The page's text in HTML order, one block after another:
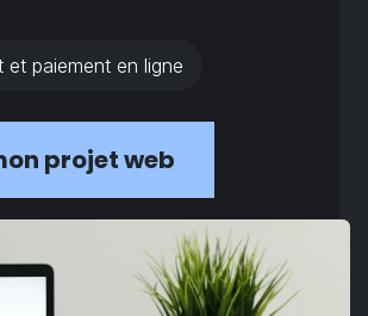
et paiement en ligne
projet web